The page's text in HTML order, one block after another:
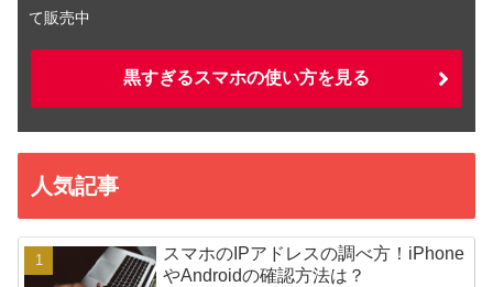
て販売中
黒すぎるスマホの使い方を見る
人気記事
スマホのIPアドレスの調べ方！iPhone
やAndroidの確認方法は？